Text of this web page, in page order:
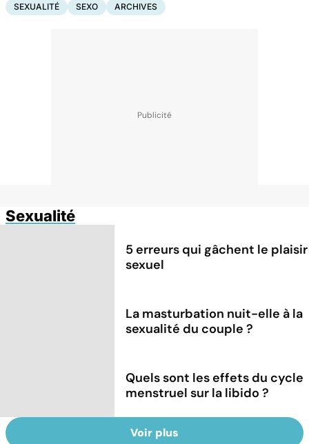
SEXUALITÉ SEXO ARCHIVES
Sexualité
5 erreurs qui gâchent le plaisir
sexuel
La masturbation nuit-elle à la
sexualité du couple ?
Quels sont les effets du cycle
menstruel sur la libido ?
Voir plus